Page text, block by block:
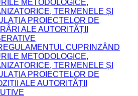
METODOLOGICE,
TERMENELE ȘI
PROIECTELOR DE
ALE AUTORITĂȚII
CUPRINZÂND
METODOLOGICE,
TERMENELE ȘI
PROIECTELOR DE
ALE AUTORITĂȚII